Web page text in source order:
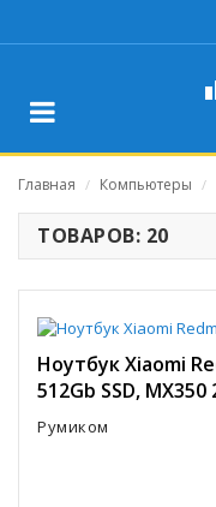
Главная / Компьютеры /
ТОВАРОВ: 20
Ноутбук Xiaomi
512Gb SSD,
Румиком